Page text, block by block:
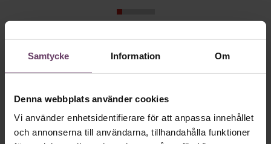
Samtycke Information Om
Denna webbplats använder cookies
Vi använder enhetsidentifierare för att anpassa innehållet
och annonserna till användarna, tillhandahålla funktioner
Så ska en partiledare
vara
VAL 2026
Provokation, glamour och
galna utspel? Nej, det är inget för svenska